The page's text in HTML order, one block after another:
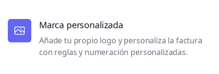
Marca personalizada
Añade tu propio logo y personaliza la factura
con reglas y numeración personalizadas.